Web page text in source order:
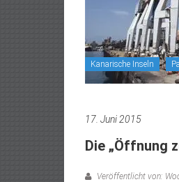
Kanarische Inseln
17. Juni 2015
Die „Öffnung
Veröffentlicht von: